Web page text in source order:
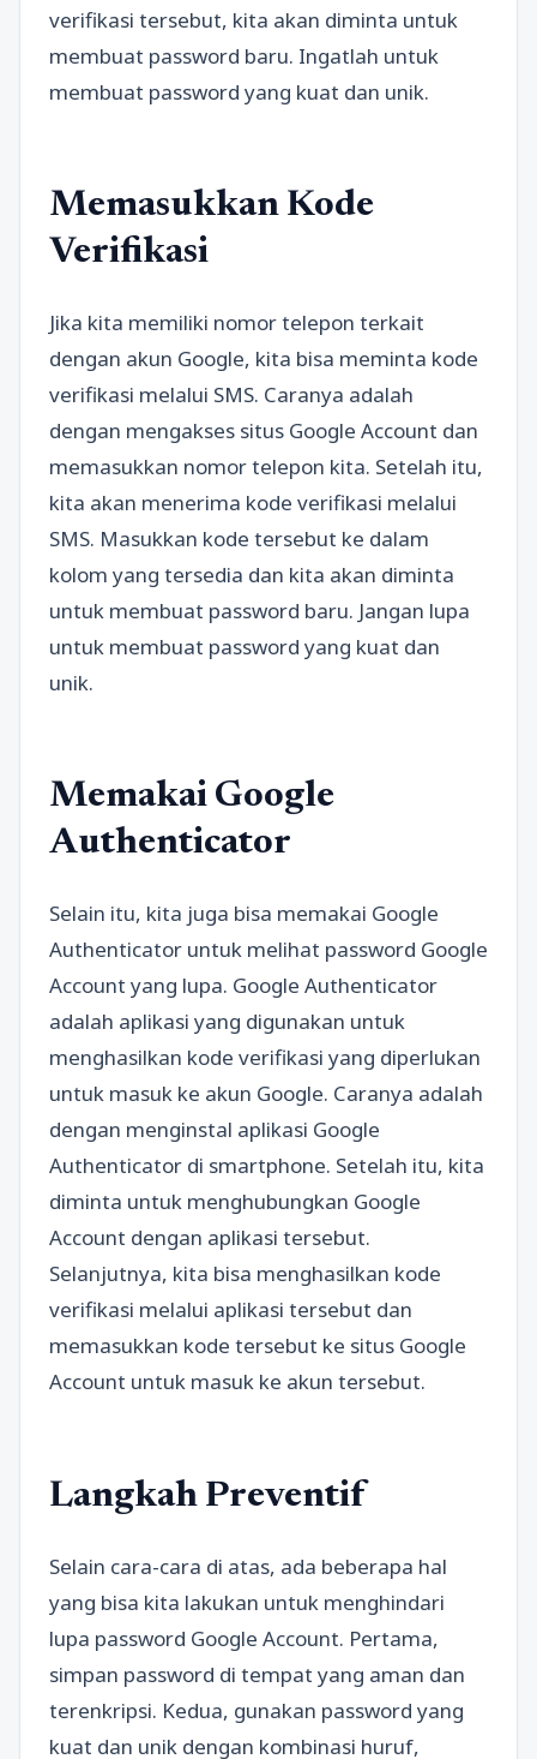
verifikasi tersebut, kita akan diminta untuk
membuat password baru. Ingatlah untuk
membuat password yang kuat dan unik.
Memasukkan Kode
Verifikasi
Jika kita memiliki nomor telepon terkait
dengan akun Google, kita bisa meminta kode
verifikasi melalui SMS. Caranya adalah
dengan mengakses situs Google Account dan
memasukkan nomor telepon kita. Setelah itu,
kita akan menerima kode verifikasi melalui
SMS. Masukkan kode tersebut ke dalam
kolom yang tersedia dan kita akan diminta
untuk membuat password baru. Jangan lupa
untuk membuat password yang kuat dan
unik.
Memakai Google
Authenticator
Selain itu, kita juga bisa memakai Google
Authenticator untuk melihat password Google
Account yang lupa. Google Authenticator
adalah aplikasi yang digunakan untuk
menghasilkan kode verifikasi yang diperlukan
untuk masuk ke akun Google. Caranya adalah
dengan menginstal aplikasi Google
Authenticator di smartphone. Setelah itu, kita
diminta untuk menghubungkan Google
Account dengan aplikasi tersebut.
Selanjutnya, kita bisa menghasilkan kode
verifikasi melalui aplikasi tersebut dan
memasukkan kode tersebut ke situs Google
Account untuk masuk ke akun tersebut.
Langkah Preventif
Selain cara-cara di atas, ada beberapa hal
yang bisa kita lakukan untuk menghindari
lupa password Google Account. Pertama,
simpan password di tempat yang aman dan
terenkripsi. Kedua, gunakan password yang
kuat dan unik dengan kombinasi huruf,